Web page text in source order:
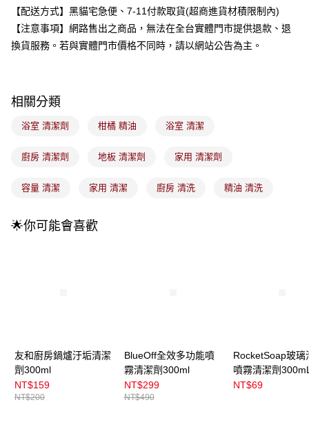
2.付款方式選擇「大哥付你分期」，訂單成立後會自動跳轉到大哥付的交易
流程，驗證手機門號後，選擇欲分期的期數、繳款截止日，確認付款後即完
成交易。
3.實際核准額度、可分期數及費用金額請依後續交易確認頁面所載為準。
1.分期款項不併入電信帳單，「大哥付你分期」於每月結算日後寄送繳費提
2.透過簡訊連結打開帳單後，可選擇「超商條碼／台灣大直營門市／銀行轉
用戶於交易時，得透過本服務購買商品或服務，並由商店將買賣／分期付款
資料（包含姓名、電話或地址）提供予台灣大哥大進項蒐集、處理及利用，
運送方式
全家取貨付款
每筆NT$100，滿NT$899(含以上)免運費
每筆NT$100，滿NT$899(含以上)免運費
宅配
【配送方式】黑貓宅急便、7-11付款取貨(超商進貨材積限制內)
【注意事項】網路售出之商品，無法在全台實體門市提供退款、退
換貨服務。若與實體門市價格不同時，請以網站公告為主。
相關分類
浴室 清潔劑 柑橘 精油 浴室 清潔
廚房 清潔劑 地板 清潔劑 家用 清潔劑
容量 清潔 家用 清潔 廚房 清洗 精油 清洗
🌟你可能會喜歡
友和廚房鍋爐汙垢清潔
劑300ml
NT$159
NT$200
BlueOff全效多功能噴
霧清潔劑300ml
NT$299
NT$490
RocketSoap玻璃
噴霧清潔劑
NT$69